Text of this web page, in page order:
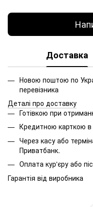
Доставка
Новою поштою по
перевізника
Деталі про доставку
Готівкою при
Кредитною карткою в
Через касу або
Приватбанк.
Оплата кур'єру або
Гарантія від виробника